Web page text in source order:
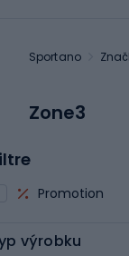
Sportano
Zone3
Promotion
výrobku